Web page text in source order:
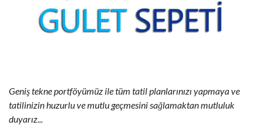
Geniş tekne portföyümüz ile tüm tatil planlarınızı yapmaya ve
tatilinizin huzurlu ve mutlu geçmesini sağlamaktan mutluluk
duyarız...